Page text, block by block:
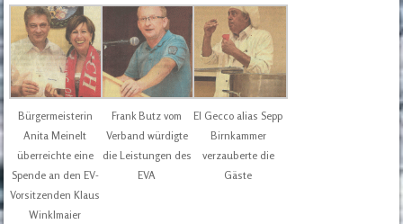
Bürgermeisterin
Anita Meinelt
überreichte eine
Spende an den EV-
Vorsitzenden Klaus
Winklmaier
Frank Butz vom
Verband würdigte
die Leistungen des
EVA
El Gecco alias Sepp
Birnkammer
verzauberte die
Gäste